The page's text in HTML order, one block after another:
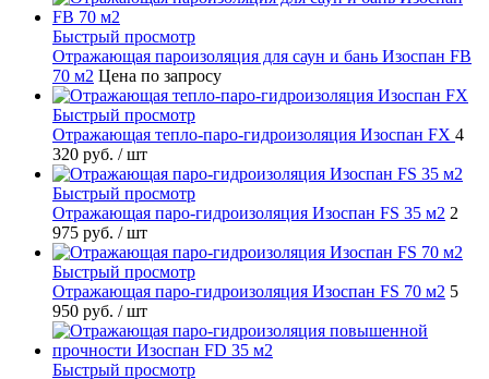
Быстрый просмотр
Отражающая пароизоляция для саун и бань Изоспан FB
70 м2 Цена по запросу
Быстрый просмотр
Отражающая тепло-паро-гидроизоляция Изоспан FХ 4
320 руб. / шт
Быстрый просмотр
Отражающая паро-гидроизоляция Изоспан FS 35 м2 2
975 руб. / шт
Быстрый просмотр
Отражающая паро-гидроизоляция Изоспан FS 70 м2 5
950 руб. / шт
Быстрый просмотр